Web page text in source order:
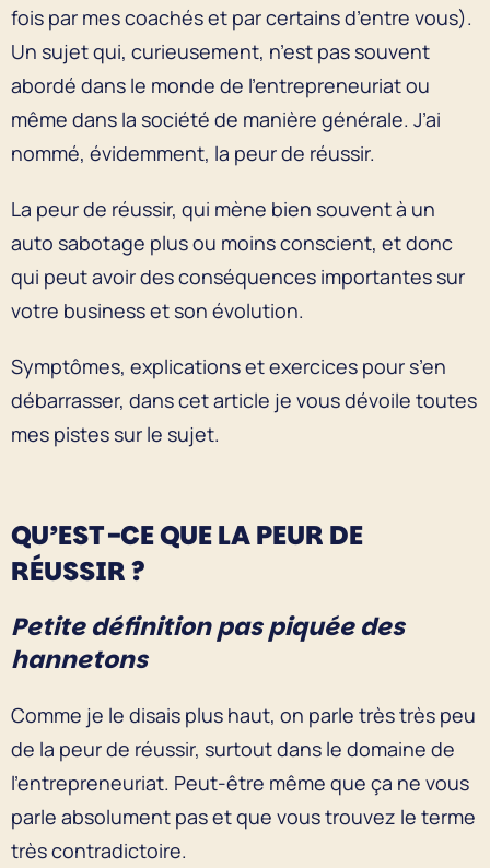
fois par mes coachés et par certains d’entre vous).
Un sujet qui, curieusement, n’est pas souvent
abordé dans le monde de l’entrepreneuriat ou
même dans la société de manière générale. J’ai
nommé, évidemment, la peur de réussir.
La peur de réussir, qui mène bien souvent à un
auto sabotage plus ou moins conscient, et donc
qui peut avoir des conséquences importantes sur
votre business et son évolution.
Symptômes, explications et exercices pour s’en
débarrasser, dans cet article je vous dévoile toutes
mes pistes sur le sujet.
QU’EST-CE QUE LA PEUR DE
RÉUSSIR ?
Petite définition pas piquée des
hannetons
Comme je le disais plus haut, on parle très très peu
de la peur de réussir, surtout dans le domaine de
l’entrepreneuriat. Peut-être même que ça ne vous
parle absolument pas et que vous trouvez le terme
très contradictoire.